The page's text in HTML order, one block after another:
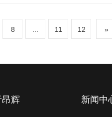
8 11 12 »
昂辉 新闻中